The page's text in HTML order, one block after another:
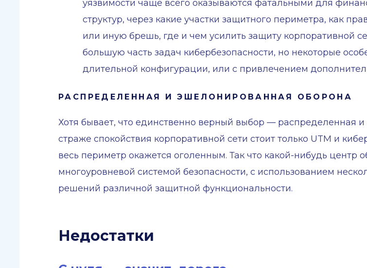
уязвимости чаще всего оказываются фатальными для
структур, через какие участки защитного периметра, как
или иную брешь, где и чем усилить защиту корпоративной
большую часть задач кибербезопасности, но некоторые
длительной конфигурации, или с привлечением
РАСПРЕДЕЛЕННАЯ И ЭШЕЛОНИРОВАННАЯ ОБОРОНА
Хотя бывает, что единственно верный выбор — распределенная
страже спокойствия корпоративной сети стоит только UTM и
весь периметр окажется оголенным. Так что какой-нибудь
многоуровневой системой безопасности, с использованием
решений различной защитной функциональности.
Недостатки